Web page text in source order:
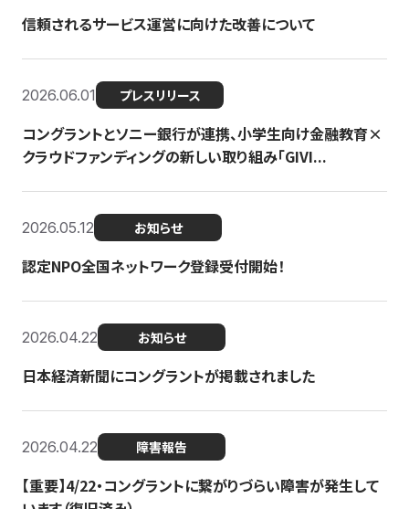
信頼されるサービス運営に向けた改善について
2026.06.01 プレスリリース
コングラントとソニー銀行が連携、小学生向け金融教育×
クラウドファンディングの新しい取り組み「GIVI...
2026.05.12 お知らせ
認定NPO全国ネットワーク登録受付開始！
2026.04.22 お知らせ
日本経済新聞にコングラントが掲載されました
2026.04.22 障害報告
【重要】4/22・コングラントに繋がりづらい障害が発生して